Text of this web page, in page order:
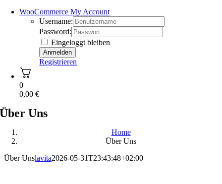
WooCommerce My Account
Username:
Password:
Eingeloggt bleiben
Registrieren
0
0,00€
Über Uns
Home
Über Uns
Über Unslavita2026-05-31T23:43:48+02:00